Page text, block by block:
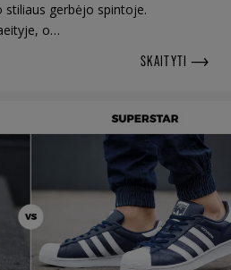
stiliaus gerbėjo spintoje.
o…
SKAITYTI